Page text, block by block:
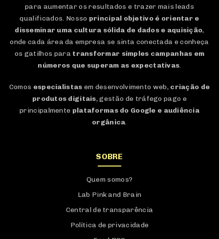
para aumentar os resultados e trazer mais leads
qualificados. Nosso principal objetivo é orientar e
disseminar uma cultura sólida de dados e aquisição,
onde cada área da empresa se sinta conectada e conheça
os gatilhos para transformar simples campanhas em
números que superam as expectativas.
Comos especialistas em desenvolvimento web, criação de
produtos digitais, gestão de tráfego pago e
principalmente plataformas do Google e audiência
orgânica.
SOBRE
Quem somos?
Lab Pink and Brain
Central de transparência
Política de privacidade